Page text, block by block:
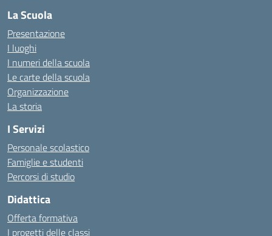
La Scuola
Presentazione
I luoghi
I numeri della scuola
Le carte della scuola
Organizzazione
La storia
I Servizi
Personale scolastico
Famiglie e studenti
Percorsi di studio
Didattica
Offerta formativa
I progetti delle classi